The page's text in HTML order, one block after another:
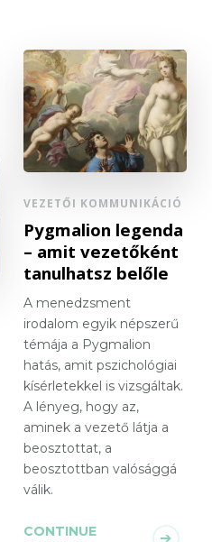
VEZETŐI KOMMUNIKÁCIÓ
Pygmalion legenda
– amit vezetőként
tanulhatsz belőle
A menedzsment
irodalom egyik népszerű
témája a Pygmalion
hatás, amit pszichológiai
kísérletekkel is vizsgáltak.
A lényeg, hogy az,
aminek a vezető látja a
beosztottat, a
beosztottban valósággá
válik.
CONTINUE